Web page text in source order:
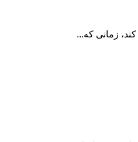
زمانی که...